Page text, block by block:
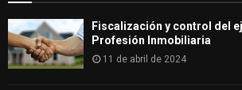
Fiscalización y control del
Profesión Inmobiliaria
11 de abril de 2024